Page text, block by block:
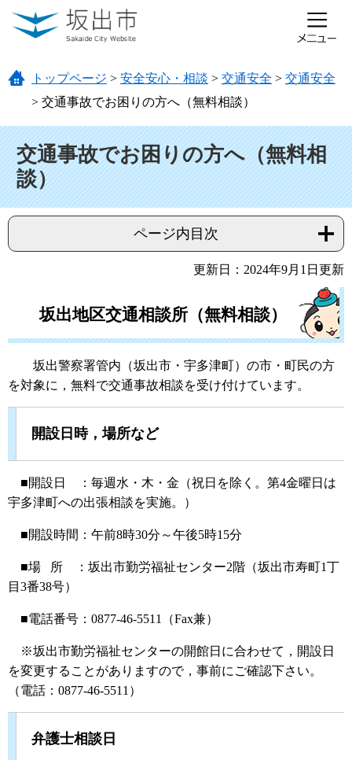
ページの先頭です。
メニューを飛ばして本文へ
トップページ > 安全安心・相談 > 交通安全 > 交通安全
> 交通事故でお困りの方へ（無料相談）
交通事故でお困りの方へ（無料相
談）
ページ内目次
更新日：2024年9月1日更新
坂出地区交通相談所（無料相談）
坂出警察署管内（坂出市・宇多津町）の市・町民の方
を対象に，無料で交通事故相談を受け付けています。
開設日時，場所など
■開設日 ：毎週水・木・金（祝日を除く。第4金曜日は
宇多津町への出張相談を実施。）
■開設時間：午前8時30分～午後5時15分
■場 所 ：坂出市勤労福祉センター2階（坂出市寿町1丁
目3番38号）
■電話番号：0877-46-5511（Fax兼）
※坂出市勤労福祉センターの開館日に合わせて，開設日
を変更することがありますので，事前にご確認下さい。
（電話：0877-46-5511）
弁護士相談日